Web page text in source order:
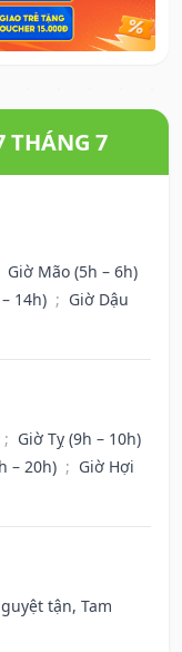
THÁNG 7
Giờ Mão (5h – 6h)
14h) ; Giờ Dậu
; Giờ Tỵ (9h – 10h)
– 20h) ; Giờ Hợi
tận, Tam